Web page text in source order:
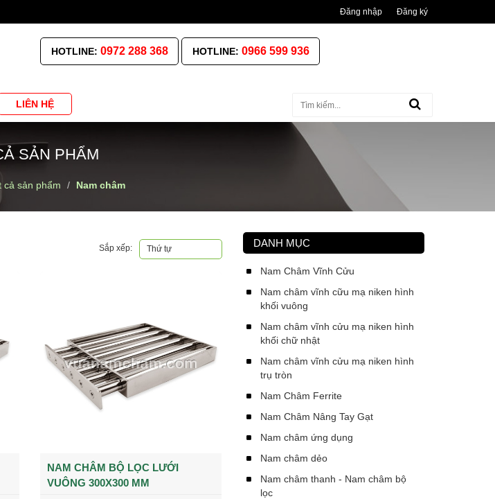
Đăng nhập Đăng ký
HOTLINE: 0972 288 368 HOTLINE: 0966 599 936
LIÊN HỆ
SẢN PHẨM
cả sản phẩm Nam châm
Sắp xếp: Thứ tự
NAM CHÂM BỘ LỌC LƯỚI
VUÔNG 300X300 MM
DANH MỤC
Nam Châm Vĩnh Cửu
Nam châm vĩnh cữu mạ niken hình
khối vuông
Nam châm vĩnh cửu mạ niken hình
khối chữ nhật
Nam châm vĩnh cửu mạ niken hình
trụ tròn
Nam Châm Ferrite
Nam Châm Nâng Tay Gạt
Nam châm ứng dụng
Nam châm dẻo
Nam châm thanh - Nam châm bộ
lọc